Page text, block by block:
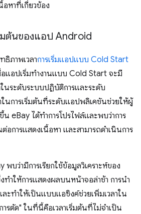
หาที่เกี่ยวข้อง
มต้นของแอป Android
ธิภาพเวลาการเริ่มแอปแบบ Cold Start
แอปเริ่มทำงานแบบ Cold Start จะมี
นระดับระบบปฏิบัติการและระดับ
ในการเริ่มต้นที่ระดับแอปพลิเคชันช่วยให้ผู้
น eBay ได้ทำการโปรไฟล์และพบว่าการ
อการแสดงเนื้อหา และสามารถดำเนินการ
บว่ามีการเรียกใช้ข้อมูลวิเคราะห์ของ
ำให้การแสดงผลบนหน้าจอล่าช้า การนํา
ะทําให้เป็นแบบแอซิงค์ช่วยเพิ่มเวลาใน
ารตัด" ในที่นี้คือเวลาเริ่มต้นที่ไม่จำเป็น